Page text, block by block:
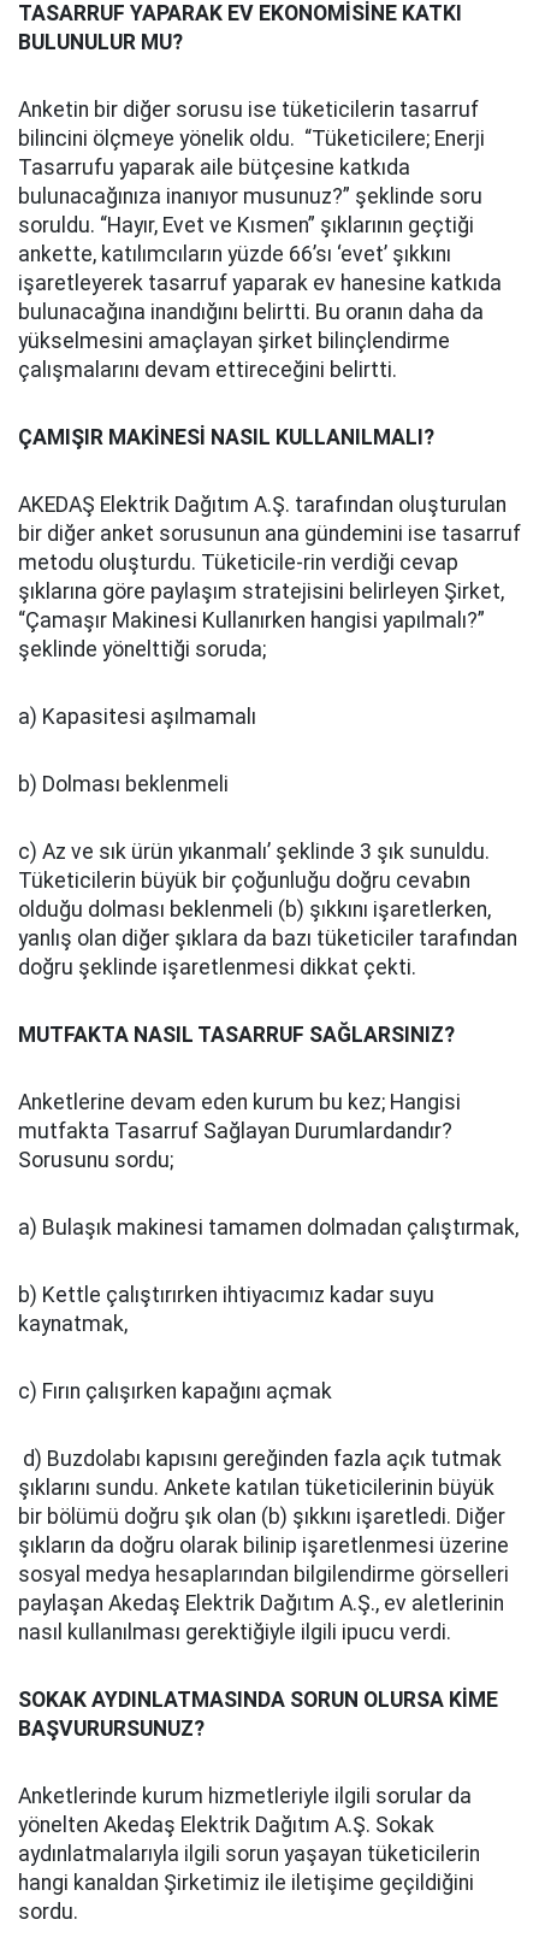
TASARRUF YAPARAK EV EKONOMİSİNE KATKI
BULUNULUR MU?
Anketin bir diğer sorusu ise tüketicilerin tasarruf
bilincini ölçmeye yönelik oldu. “Tüketicilere; Enerji
Tasarrufu yaparak aile bütçesine katkıda
bulunacağınıza inanıyor musunuz?” şeklinde soru
soruldu. “Hayır, Evet ve Kısmen” şıklarının geçtiği
ankette, katılımcıların yüzde 66’sı ‘evet’ şıkkını
işaretleyerek tasarruf yaparak ev hanesine katkıda
bulunacağına inandığını belirtti. Bu oranın daha da
yükselmesini amaçlayan şirket bilinçlendirme
çalışmalarını devam ettireceğini belirtti.
ÇAMIŞIR MAKİNESİ NASIL KULLANILMALI?
AKEDAŞ Elektrik Dağıtım A.Ş. tarafından oluşturulan
bir diğer anket sorusunun ana gündemini ise tasarruf
metodu oluşturdu. Tüketicile-rin verdiği cevap
şıklarına göre paylaşım stratejisini belirleyen Şirket,
“Çamaşır Makinesi Kullanırken hangisi yapılmalı?”
şeklinde yönelttiği soruda;
a) Kapasitesi aşılmamalı
b) Dolması beklenmeli
c) Az ve sık ürün yıkanmalı’ şeklinde 3 şık sunuldu.
Tüketicilerin büyük bir çoğunluğu doğru cevabın
olduğu dolması beklenmeli (b) şıkkını işaretlerken,
yanlış olan diğer şıklara da bazı tüketiciler tarafından
doğru şeklinde işaretlenmesi dikkat çekti.
MUTFAKTA NASIL TASARRUF SAĞLARSINIZ?
Anketlerine devam eden kurum bu kez; Hangisi
mutfakta Tasarruf Sağlayan Durumlardandır?
Sorusunu sordu;
a) Bulaşık makinesi tamamen dolmadan çalıştırmak,
b) Kettle çalıştırırken ihtiyacımız kadar suyu
kaynatmak,
c) Fırın çalışırken kapağını açmak
d) Buzdolabı kapısını gereğinden fazla açık tutmak
şıklarını sundu. Ankete katılan tüketicilerinin büyük
bir bölümü doğru şık olan (b) şıkkını işaretledi. Diğer
şıkların da doğru olarak bilinip işaretlenmesi üzerine
sosyal medya hesaplarından bilgilendirme görselleri
paylaşan Akedaş Elektrik Dağıtım A.Ş., ev aletlerinin
nasıl kullanılması gerektiğiyle ilgili ipucu verdi.
SOKAK AYDINLATMASINDA SORUN OLURSA KİME
BAŞVURURSUNUZ?
Anketlerinde kurum hizmetleriyle ilgili sorular da
yönelten Akedaş Elektrik Dağıtım A.Ş. Sokak
aydınlatmalarıyla ilgili sorun yaşayan tüketicilerin
hangi kanaldan Şirketimiz ile iletişime geçildiğini
sordu.